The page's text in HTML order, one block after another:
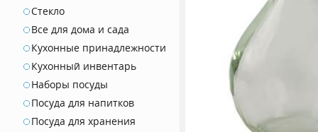
Стекло
Все для дома и сада
Кухонные принадлежности
Кухонный инвентарь
Наборы посуды
Посуда для напитков
Посуда для хранения